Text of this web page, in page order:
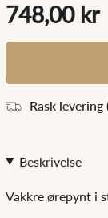
748,00 kr
Rask levering
Beskrivelse
Vakkre ørepynt i